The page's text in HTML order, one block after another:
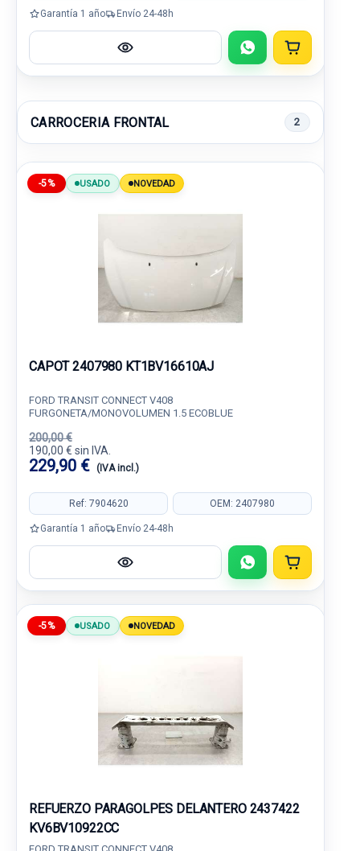
Garantía 1 año Envío 24-48h
CARROCERIA FRONTAL 2
-5% USADO NOVEDAD
CAPOT 2407980 KT1BV16610AJ
FORD TRANSIT CONNECT V408
FURGONETA/MONOVOLUMEN 1.5 ECOBLUE
200,00 €
190,00 € sin IVA.
229,90 € (IVA incl.)
Ref: 7904620 OEM: 2407980
Garantía 1 año Envío 24-48h
-5% USADO NOVEDAD
REFUERZO PARAGOLPES DELANTERO 2437422
KV6BV10922CC